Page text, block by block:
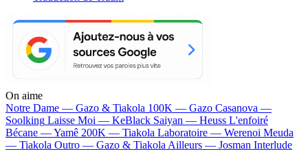
On aime
Notre Dame — Gazo & Tiakola 100K — Gazo Casanova —
Soolking Laisse Moi — KeBlack Saiyan — Heuss L'enfoiré
Bécane —Yamê 200K — Tiakola Laboratoire — Werenoi Meuda
— Tiakola Outro — Gazo & Tiakola Ailleurs — Josman Interlude